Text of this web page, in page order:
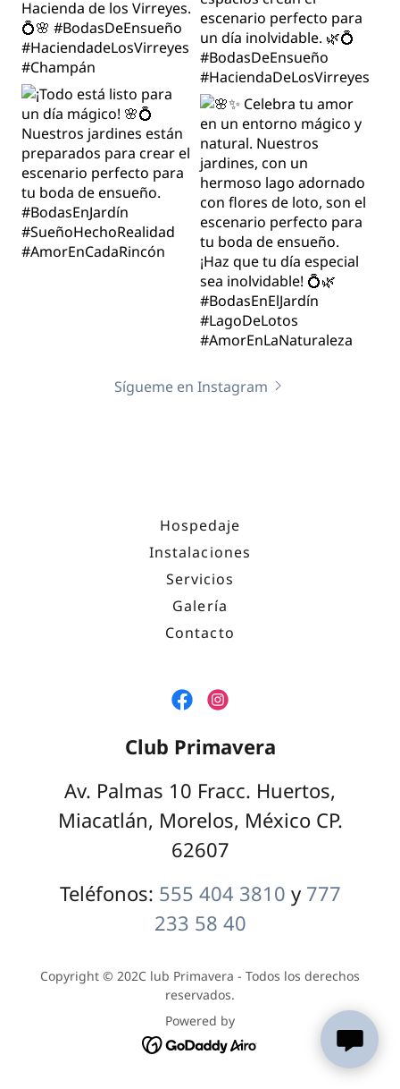
Sígueme en Instagram
Hospedaje
Instalaciones
Servicios
Galería
Contacto
Club Primavera
Av. Palmas 10 Fracc. Huertos,
Miacatlán, Morelos, México CP.
62607
Teléfonos: 555 404 3810 y 777
233 58 40
Copyright © 202C lub Primavera - Todos los derechos
reservados.
Powered by